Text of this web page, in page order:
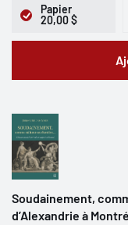
Papier
20,00 $
Soudainement,
d’Alexandrie à